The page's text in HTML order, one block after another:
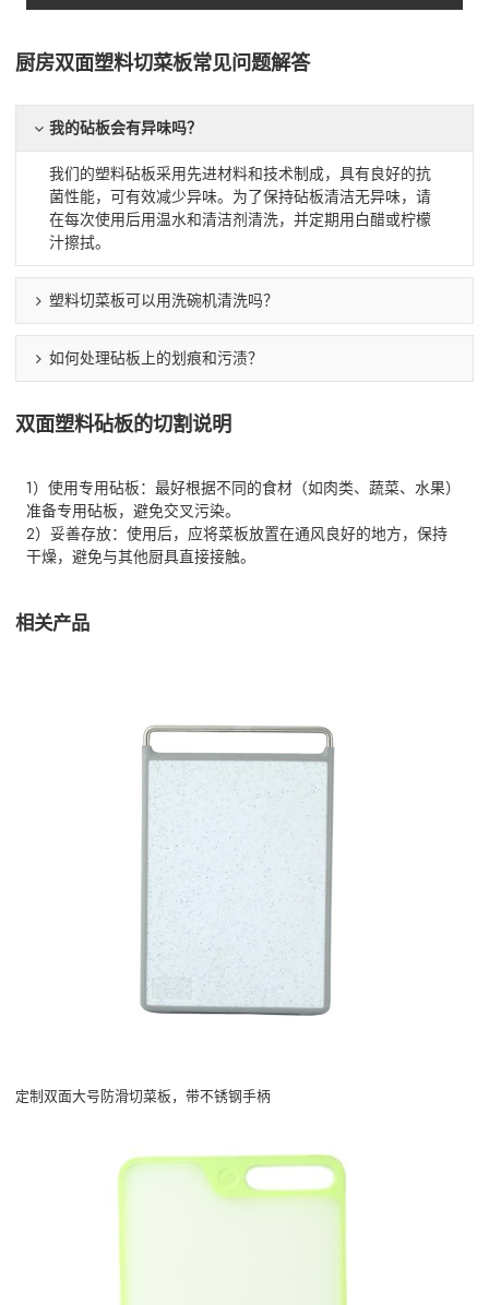
厨房双面塑料切菜板常见问题解答
我的砧板会有异味吗？
我们的塑料砧板采用先进材料和技术制成，具有良好的抗
菌性能，可有效减少异味。为了保持砧板清洁无异味，请
在每次使用后用温水和清洁剂清洗，并定期用白醋或柠檬
汁擦拭。
塑料切菜板可以用洗碗机清洗吗？
如何处理砧板上的划痕和污渍？
双面塑料砧板的切割说明
1）使用专用砧板：最好根据不同的食材（如肉类、蔬菜、水果）
准备专用砧板，避免交叉污染。
2）妥善存放：使用后，应将菜板放置在通风良好的地方，保持
干燥，避免与其他厨具直接接触。
相关产品
定制双面大号防滑切菜板，带不锈钢手柄